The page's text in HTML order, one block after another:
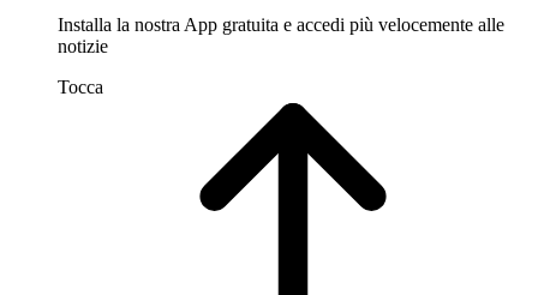
Installa la nostra App gratuita e accedi più velocemente alle
notizie
Tocca